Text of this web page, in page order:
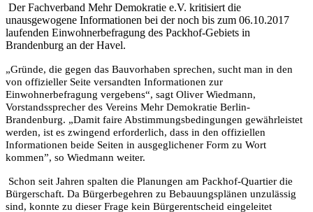
Der Fachverband Mehr Demokratie e.V. kritisiert die
unausgewogene Informationen bei der noch bis zum 06.10.2017
laufenden Einwohnerbefragung des Packhof-Gebiets in
Brandenburg an der Havel.
„Gründe, die gegen das Bauvorhaben sprechen, sucht man in den
von offizieller Seite versandten Informationen zur
Einwohnerbefragung vergebens“, sagt Oliver Wiedmann,
Vorstandssprecher des Vereins Mehr Demokratie Berlin-
Brandenburg. „Damit faire Abstimmungsbedingungen gewährleistet
werden, ist es zwingend erforderlich, dass in den offiziellen
Informationen beide Seiten in ausgeglichener Form zu Wort
kommen”, so Wiedmann weiter.
Schon seit Jahren spalten die Planungen am Packhof-Quartier die
Bürgerschaft. Da Bürgerbegehren zu Bebauungsplänen unzulässig
sind, konnte zu dieser Frage kein Bürgerentscheid eingeleitet